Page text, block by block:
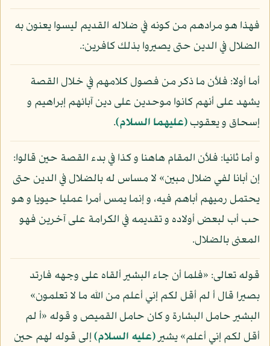
فهذا هو مرادهم من كونه في ضلاله القديم ليسوا يعنون به
الضلال في الدين حتى يصيروا بذلك كافرين:.
أما أولا: فلأن ما ذكر من فصول كلامهم في خلال القصة
يشهد على أنهم كانوا موحدين على دين آبائهم إبراهيم و
إسحاق و يعقوب(عليهما السلام).
و أما ثانيا: فلأن المقام هاهنا و كذا في بدء القصة حين قالوا:
إن أبانا لفي ضلال مبين» لا مساس له بالضلال في الدين حتى
يحتمل رميهم أباهم فيه، و إنما يمس أمرا عمليا حيويا و هو
حب أب لبعض أولاده و تقديمه في الكرامة على آخرين فهو
المعنى بالضلال.
قوله تعالى: «فلما أن جاء البشير ألقاه على وجهه فارتد
بصيرا قال أ لم أقل لكم إني أعلم من الله ما لا تعلمون»
البشير حامل البشارة و كان حامل القميص و قوله «أ لم
أقل لكم إني أعلم» يشير(عليه السلام)إلى قوله لهم حين